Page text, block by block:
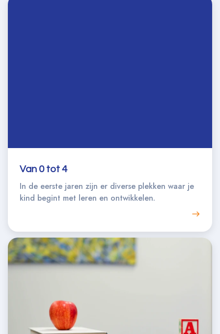
Van 0 tot 4
In de eerste jaren zijn er diverse plekken waar je
kind begint met leren en ontwikkelen.